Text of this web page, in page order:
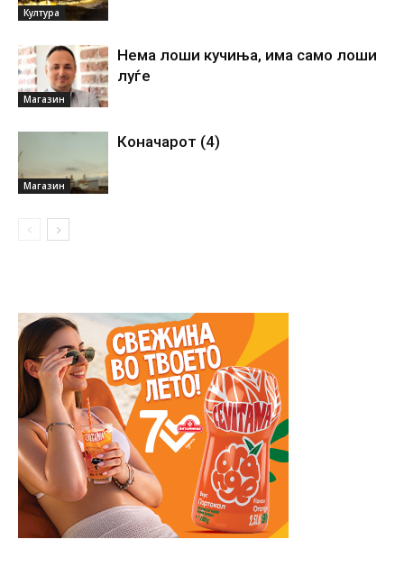
Култура
Магазин
Нема лоши кучиња, има само лоши
луѓе
Магазин
Коначарот (4)